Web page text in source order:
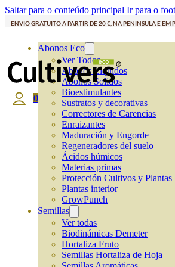
Saltar para o conteúdo principal Ir para o
ENVIO GRATUITO A PARTIR DE 20 €, NA PENÍNSULA E EM
Abonos Eco
Ver Todos
Abonos Líquidos
Abonos Solidos
Bioestimulantes
Sustratos y decorativas
Correctores de Carencias
Enraizantes
Maduración y Engorde
Regeneradores del suelo
Ácidos húmicos
Materias primas
Protección Cultivos y Plantas
Plantas interior
GrowPunch
Semillas
Ver todas
Biodinámicas Demeter
Hortaliza Fruto
Semillas Hortaliza de Hoja
0